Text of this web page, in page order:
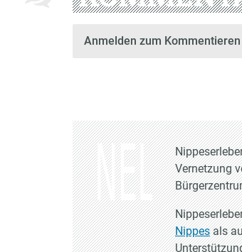
Anmelden zum Kommentieren
Vernetzung
Nippesals